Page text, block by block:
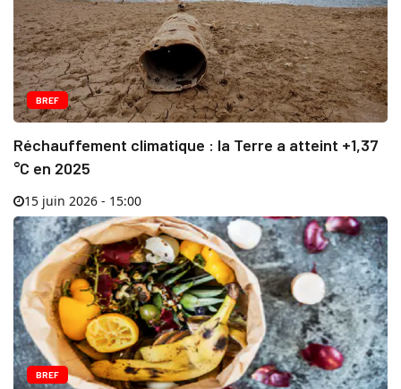
BREF
Réchauffement climatique : la Terre a atteint +1,37
°C en 2025
15 juin 2026 - 15:00
BREF